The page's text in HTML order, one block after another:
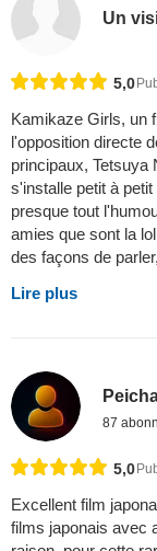
Un
5,0
Kamikaze Girls, un
l'opposition directe
principaux, Tetsuya
s'installe petit à
presque tout
amies que sont la
des façons de
Lire plus
87
5,0
Excellent film
films japonais avec